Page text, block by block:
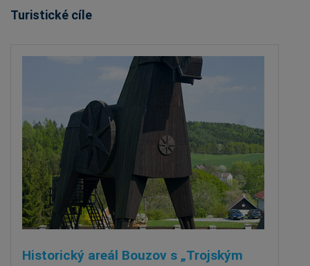
Turistické cíle
Historický areál Bouzov s „Trojským